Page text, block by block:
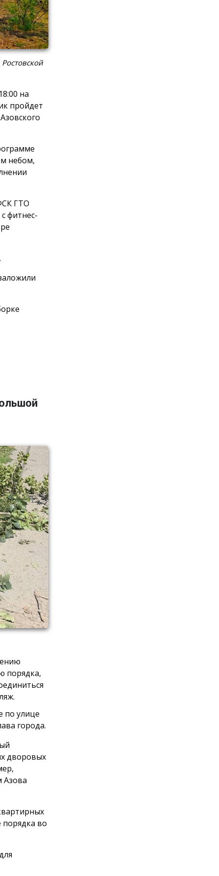
на
пройдет
небом,
ГТО
фитнес-
порядка,
по улице
города.
дворовых
Азова
во